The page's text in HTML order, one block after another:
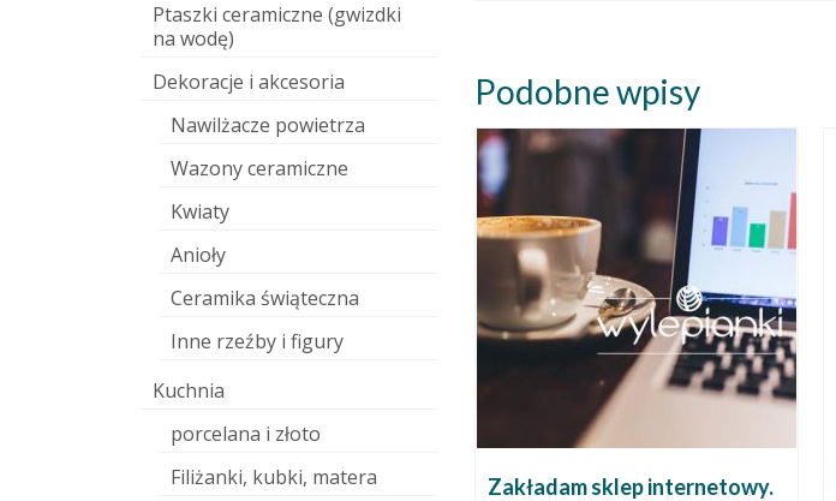
Podobne wpisy
Domek na świeczkę
Zakładam sklep internetowy.
Ptaszki ceramiczne (gwizdki
na wodę)
Dekoracje i akcesoria
Nawilżacze powietrza
Wazony ceramiczne
Kwiaty
Anioły
Ceramika świąteczna
Inne rzeźby i figury
Kuchnia
porcelana i złoto
Filiżanki, kubki, matera